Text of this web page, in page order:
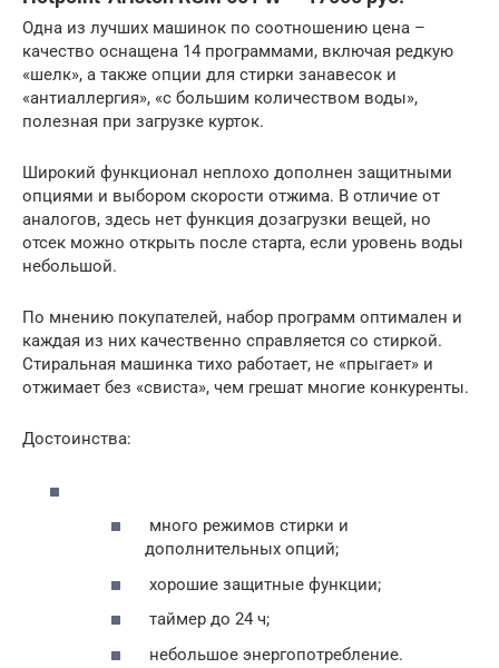
Одна из лучших машинок по соотношению цена –
качество оснащена 14 программами, включая редкую
«шелк», а также опции для стирки занавесок и
«антиаллергия», «с большим количеством воды»,
полезная при загрузке курток.
Широкий функционал неплохо дополнен защитными
опциями и выбором скорости отжима. В отличие от
аналогов, здесь нет функция дозагрузки вещей, но
отсек можно открыть после старта, если уровень воды
небольшой.
По мнению покупателей, набор программ оптимален и
каждая из них качественно справляется со стиркой.
Стиральная машинка тихо работает, не «прыгает» и
отжимает без «свиста», чем грешат многие конкуренты.
Достоинства:
много режимов стирки и
дополнительных опций;
хорошие защитные функции;
таймер до 24 ч;
небольшое энергопотребление.